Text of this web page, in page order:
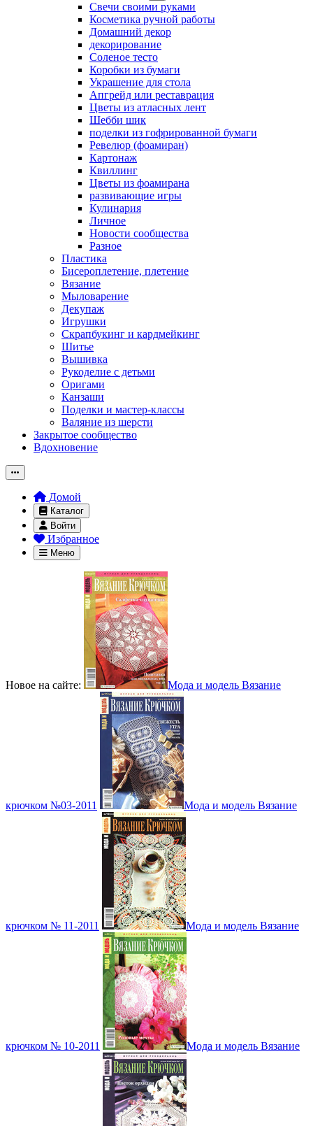
Свечи своими руками
Косметика ручной работы
Домашний декор
декорирование
Соленое тесто
Коробки из бумаги
Украшение для стола
Апгрейд или реставрация
Цветы из атласных лент
Шебби шик
поделки из гофрированной бумаги
Ревелюр (фоамиран)
Картонаж
Квиллинг
Цветы из фоамирана
развивающие игры
Кулинария
Личное
Новости сообщества
Разное
Пластика
Бисероплетение, плетение
Вязание
Мыловарение
Декупаж
Игрушки
Скрапбукинг и кардмейкинг
Шитье
Вышивка
Рукоделие с детьми
Оригами
Канзаши
Поделки и мастер-классы
Валяние из шерсти
Закрытое сообщество
Вдохновение
Домой
Каталог
Войти
Избранное
Меню
Новое на сайте: Мода и модель Вязание
крючком №03-2011 Мода и модель Вязание
крючком № 11-2011 Мода и модель Вязание
крючком № 10-2011 Мода и модель Вязание